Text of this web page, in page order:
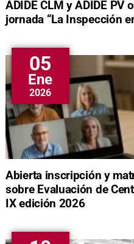
ADIDE CLM y ADIDE PV
jornada “La Inspección
05
Ene
2026
Abierta inscripción y
sobre Evaluación de
IX edición 2026